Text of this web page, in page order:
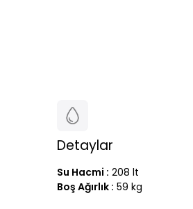
Detaylar
Su Hacmi : 208 lt
Boş Ağırlık : 59 kg